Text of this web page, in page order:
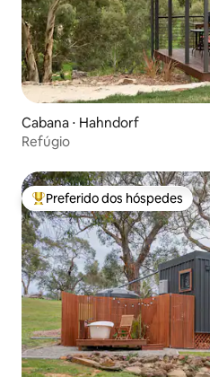
Cabana ⋅ Hahndorf
Refúgio
Entre os melhores preferidos
Preferido dos hóspedes